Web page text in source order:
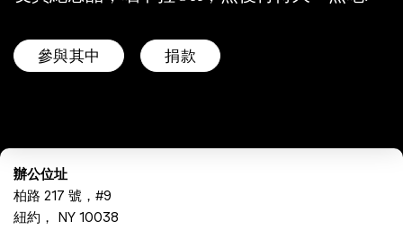
參與其中 捐款
辦公位址
柏路 217 號，#9
紐約， NY 10038